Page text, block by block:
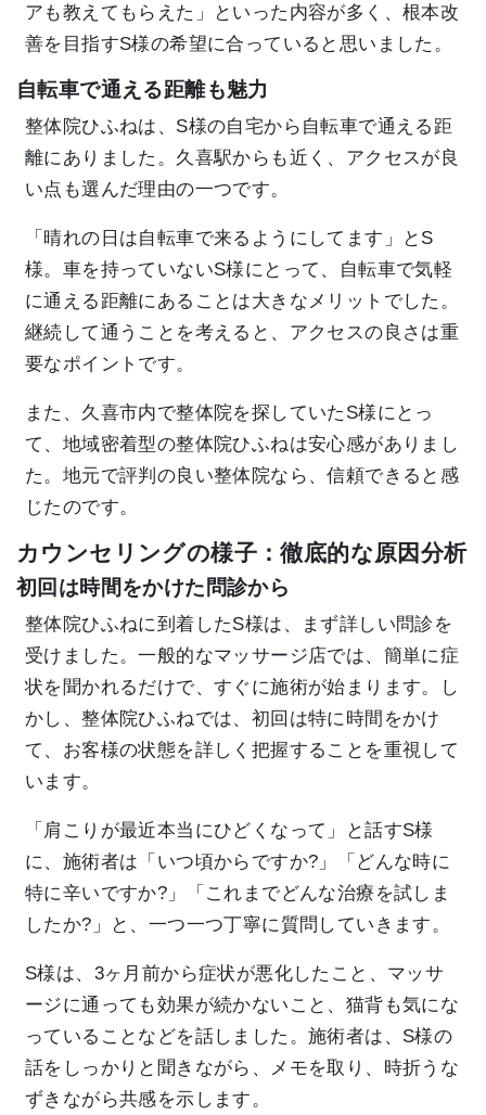
アも教えてもらえた」といった内容が多く、根本改
善を目指すS様の希望に合っていると思いました。
自転車で通える距離も魅力
整体院ひふねは、S様の自宅から自転車で通える距
離にありました。久喜駅からも近く、アクセスが良
い点も選んだ理由の一つです。
「晴れの日は自転車で来るようにしてます」とS
様。車を持っていないS様にとって、自転車で気軽
に通える距離にあることは大きなメリットでした。
継続して通うことを考えると、アクセスの良さは重
要なポイントです。
また、久喜市内で整体院を探していたS様にとっ
て、地域密着型の整体院ひふねは安心感がありまし
た。地元で評判の良い整体院なら、信頼できると感
じたのです。
カウンセリングの様子：徹底的な原因分析
初回は時間をかけた問診から
整体院ひふねに到着したS様は、まず詳しい問診を
受けました。一般的なマッサージ店では、簡単に症
状を聞かれるだけで、すぐに施術が始まります。し
かし、整体院ひふねでは、初回は特に時間をかけ
て、お客様の状態を詳しく把握することを重視して
います。
「肩こりが最近本当にひどくなって」と話すS様
に、施術者は「いつ頃からですか?」「どんな時に
特に辛いですか?」「これまでどんな治療を試しま
したか?」と、一つ一つ丁寧に質問していきます。
S様は、3ヶ月前から症状が悪化したこと、マッサ
ージに通っても効果が続かないこと、猫背も気にな
っていることなどを話しました。施術者は、S様の
話をしっかりと聞きながら、メモを取り、時折うな
ずきながら共感を示します。